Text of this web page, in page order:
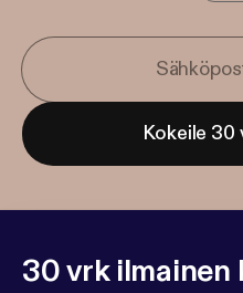
Kokeile 30
30 vrk ilmainen